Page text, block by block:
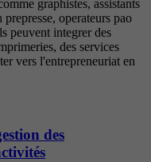
graphistes, assistants
operateurs pao
peuvent integrer des
des services
vers l'entrepreneuriat en
des